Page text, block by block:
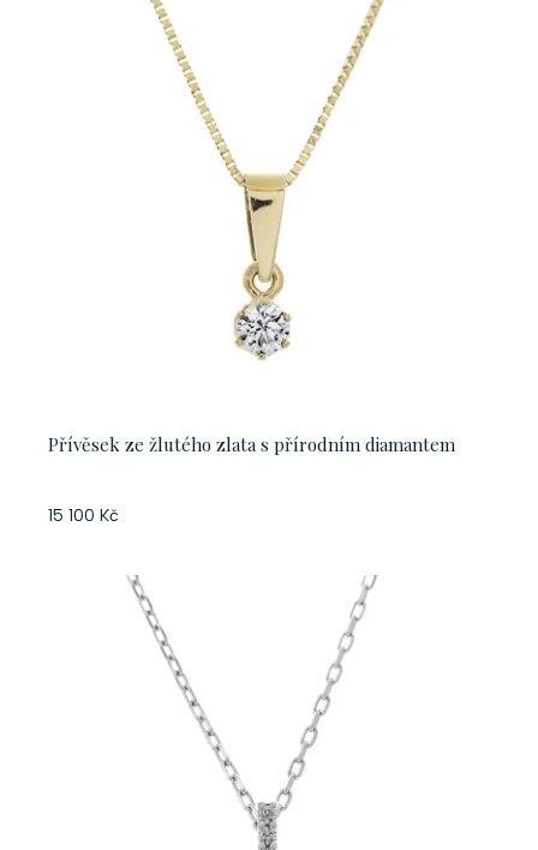
Přívěsek ze žlutého zlata s přírodním diamantem
15 100 Kč